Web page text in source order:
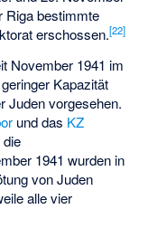
Riga bestimmte
erschossen.[22]
November 1941 im
Kapazität
Juden vorgesehen.
und das KZ
die
1941 wurden in
von Juden
alle vier